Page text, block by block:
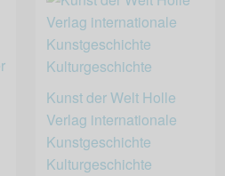
Kunst der Welt Holle
Verlag internationale
Kunstgeschichte
Kulturgeschichte